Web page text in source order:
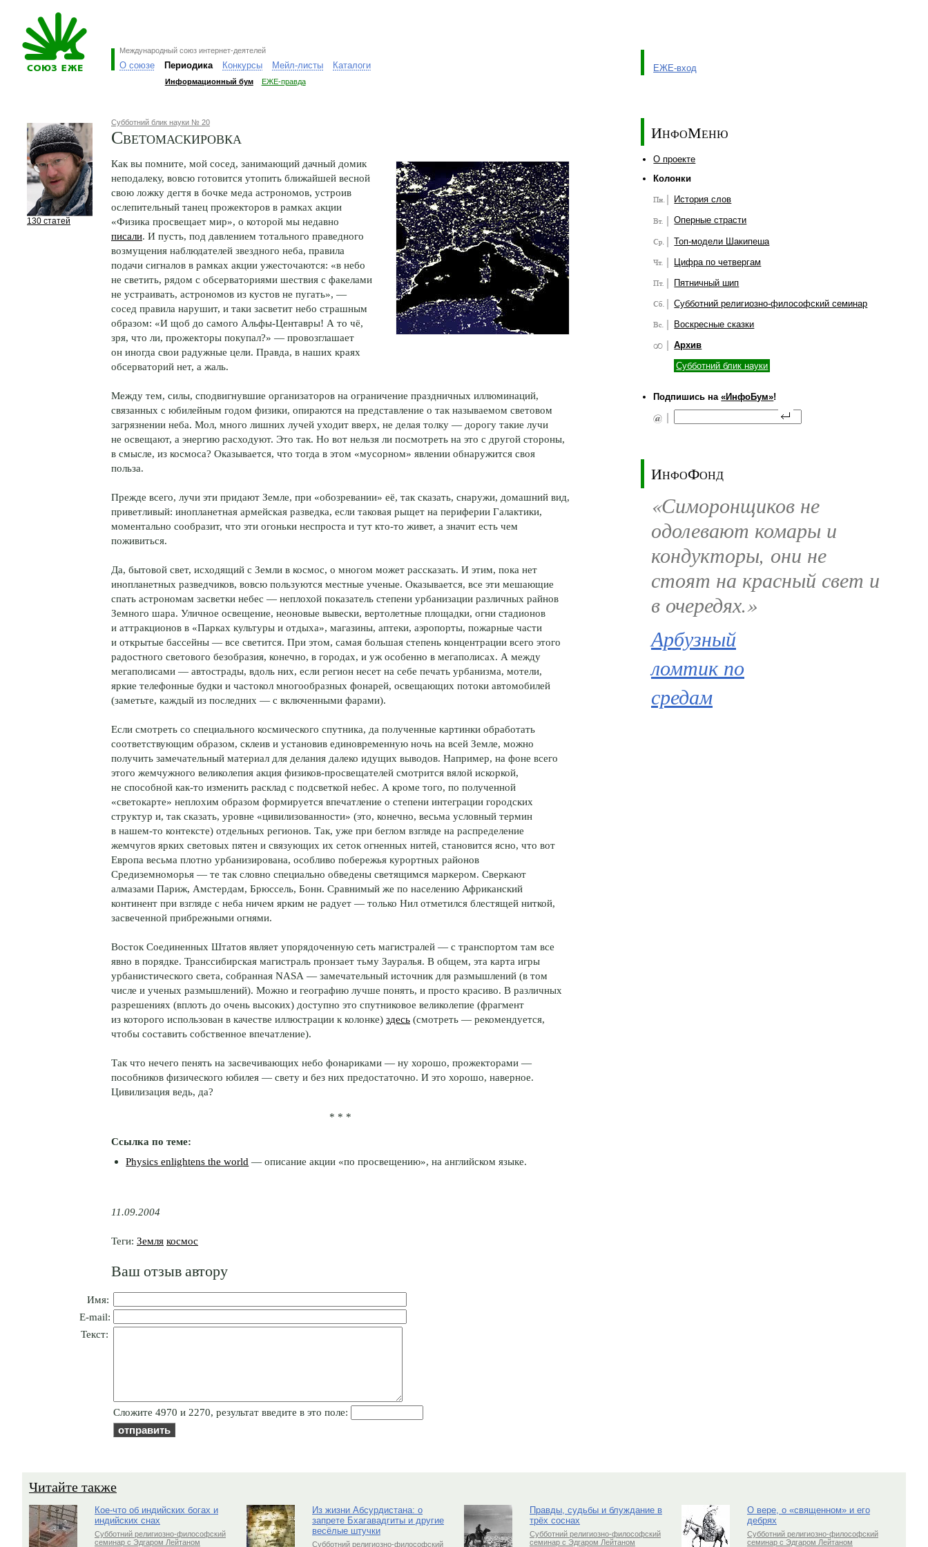
Международный союз интернет-деятелей
О союзе Периодика Конкурсы Мейл-листы Каталоги
Информационный бум ЕЖЕ-правда
ЕЖЕ-вход
130 статей
Субботний блик науки № 20
Светомаскировка
Как вы помните, мой сосед, занимающий дачный домик
неподалеку, вовсю готовится утопить ближайшей весной
свою ложку дегтя в бочке меда астрономов, устроив
ослепительный танец прожекторов в рамках акции
«Физика просвещает мир», о которой мы недавно
писали. И пусть, под давлением тотального праведного
возмущения наблюдателей звездного неба, правила
подачи сигналов в рамках акции ужесточаются: «в небо
не светить, рядом с обсерваториями шествия с факелами
не устраивать, астрономов из кустов не пугать», —
сосед правила нарушит, и таки засветит небо страшным
образом: «И щоб до самого Альфы-Центавры! А то чё,
зря, что ли, прожекторы покупал?» — провозглашает
он иногда свои радужные цели. Правда, в наших краях
обсерваторий нет, а жаль.
Между тем, силы, сподвигнувшие организаторов на ограничение праздничных иллюминаций,
связанных с юбилейным годом физики, опираются на представление о так называемом световом
загрязнении неба. Мол, много лишних лучей уходит вверх, не делая толку — дорогу такие лучи
не освещают, а энергию расходуют. Это так. Но вот нельзя ли посмотреть на это с другой стороны,
в смысле, из космоса? Оказывается, что тогда в этом «мусорном» явлении обнаружится своя
польза.
Прежде всего, лучи эти придают Земле, при «обозревании» её, так сказать, снаружи, домашний вид,
приветливый: инопланетная армейская разведка, если таковая рыщет на периферии Галактики,
моментально сообразит, что эти огоньки неспроста и тут кто-то живет, а значит есть чем
поживиться.
Да, бытовой свет, исходящий с Земли в космос, о многом может рассказать. И этим, пока нет
инопланетных разведчиков, вовсю пользуются местные ученые. Оказывается, все эти мешающие
спать астрономам засветки небес — неплохой показатель степени урбанизации различных райнов
Земного шара. Уличное освещение, неоновые вывески, вертолетные площадки, огни стадионов
и аттракционов в «Парках культуры и отдыха», магазины, аптеки, аэропорты, пожарные части
и открытые бассейны — все светится. При этом, самая большая степень концентрации всего этого
радостного светового безобразия, конечно, в городах, и уж особенно в мегаполисах. А между
мегаполисами — автострады, вдоль них, если регион несет на себе печать урбанизма, мотели,
яркие телефонные будки и частокол многообразных фонарей, освещающих потоки автомобилей
(заметьте, каждый из последних — с включенными фарами).
Если смотреть со специального космического спутника, да полученные картинки обработать
соответствующим образом, склеив и установив единовременную ночь на всей Земле, можно
получить замечательный материал для делания далеко идущих выводов. Например, на фоне всего
этого жемчужного великолепия акция физиков-просвещателей смотрится вялой искоркой,
не способной как-то изменить расклад с подсветкой небес. А кроме того, по полученной
«светокарте» неплохим образом формируется впечатление о степени интеграции городских
структур и, так сказать, уровне «цивилизованности» (это, конечно, весьма условный термин
в нашем-то контексте) отдельных регионов. Так, уже при беглом взгляде на распределение
жемчугов ярких световых пятен и связующих их сеток огненных нитей, становится ясно, что вот
Европа весьма плотно урбанизирована, особливо побережья курортных районов
Средиземноморья — те так словно специально обведены светящимся маркером. Сверкают
алмазами Париж, Амстердам, Брюссель, Бонн. Сравнимый же по населению Африканский
континент при взгляде с неба ничем ярким не радует — только Нил отметился блестящей ниткой,
засвеченной прибрежными огнями.
Восток Соединенных Штатов являет упорядоченную сеть магистралей — с транспортом там все
явно в порядке. Транссибирская магистраль пронзает тьму Зауралья. В общем, эта карта игры
урбанистического света, собранная NASA — замечательный источник для размышлений (в том
числе и ученых размышлений). Можно и географию лучше понять, и просто красиво. В различных
разрешениях (вплоть до очень высоких) доступно это спутниковое великолепие (фрагмент
из которого использован в качестве иллюстрации к колонке) здесь (смотреть — рекомендуется,
чтобы составить собственное впечатление).
Так что нечего пенять на засвечивающих небо фонариками — ну хорошо, прожекторами —
пособников физического юбилея — свету и без них предостаточно. И это хорошо, наверное.
Цивилизация ведь, да?
* * *
Ссылка по теме:
Physics enlightens the world — описание акции «по просвещению», на английском языке.
11.09.2004
Теги: Земля космос
Ваш отзыв автору
Имя:
E-mail:
Текст:
Cлoжитe 4970 и 2270, результат введите в это поле:
ИнфоМеню
О проекте
Колонки
История слов
Оперные страсти
Топ-модели Шакипеша
Цифра по четвергам
Пятничный шип
Субботний религиозно-философский семинар
Воскресные сказки
Архив
Субботний блик науки
Подпишись на«ИнфоБум»!
ИнфоФонд
«Симоронщиков не
одолевают комары и
кондукторы, они не
стоят на красный свет и
в очередях.»
Арбузный
ломтик по
средам
Читайте также
Кое-что об индийских богах и
индийских снах
Субботний религиозно-философский
семинар с Эдгаром Лейтаном
Из жизни Абсурдистана: о
запрете Бхагавадгиты и другие
весёлые штучки
Субботний религиозно-философский
Правды, судьбы и блуждание в
трёх соснах
Субботний религиозно-философский
семинар с Эдгаром Лейтаном
О вере, о «священном» и его
дебрях
Субботний религиозно-философский
семинар с Эдгаром Лейтаном